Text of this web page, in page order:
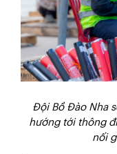
Đội Bồ Đào Nha
hướng tới thông
nối